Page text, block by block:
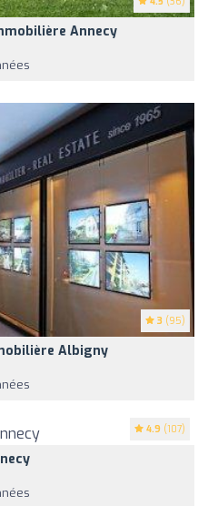
Annecy
3 (95)
Albigny
4.9 (107)